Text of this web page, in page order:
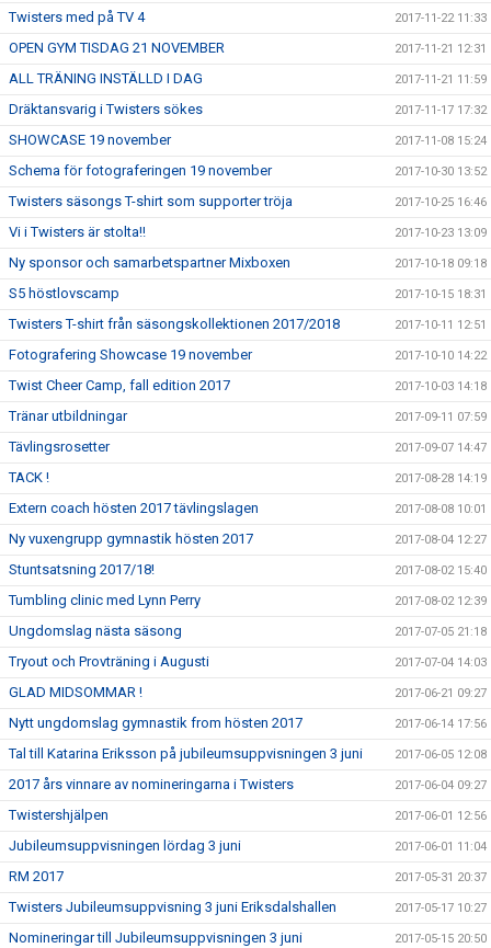
Twisters med på TV 4 2017-11-22 11:33
OPEN GYM TISDAG 21 NOVEMBER 2017-11-21 12:31
ALL TRÄNING INSTÄLLD I DAG 2017-11-21 11:59
Dräktansvarig i Twisters sökes 2017-11-17 17:32
SHOWCASE 19 november 2017-11-08 15:24
Schema för fotograferingen 19 november 2017-10-30 13:52
Twisters säsongs T-shirt som supporter tröja 2017-10-25 16:46
Vi i Twisters är stolta!! 2017-10-23 13:09
Ny sponsor och samarbetspartner Mixboxen 2017-10-18 09:18
S5 höstlovscamp 2017-10-15 18:31
Twisters T-shirt från säsongskollektionen 2017/2018 2017-10-11 12:51
Fotografering Showcase 19 november 2017-10-10 14:22
Twist Cheer Camp, fall edition 2017 2017-10-03 14:18
Tränar utbildningar 2017-09-11 07:59
Tävlingsrosetter 2017-09-07 14:47
TACK ! 2017-08-28 14:19
Extern coach hösten 2017 tävlingslagen 2017-08-08 10:01
Ny vuxengrupp gymnastik hösten 2017 2017-08-04 12:27
Stuntsatsning 2017/18! 2017-08-02 15:40
Tumbling clinic med Lynn Perry 2017-08-02 12:39
Ungdomslag nästa säsong 2017-07-05 21:18
Tryout och Provträning i Augusti 2017-07-04 14:03
GLAD MIDSOMMAR ! 2017-06-21 09:27
Nytt ungdomslag gymnastik from hösten 2017 2017-06-14 17:56
Tal till Katarina Eriksson på jubileumsuppvisningen 3 juni 2017-06-05 12:08
2017 års vinnare av nomineringarna i Twisters 2017-06-04 09:27
Twistershjälpen 2017-06-01 12:56
Jubileumsuppvisningen lördag 3 juni 2017-06-01 11:04
RM 2017 2017-05-31 20:37
Twisters Jubileumsuppvisning 3 juni Eriksdalshallen 2017-05-17 10:27
Nomineringar till Jubileumsuppvisningen 3 juni 2017-05-15 20:50